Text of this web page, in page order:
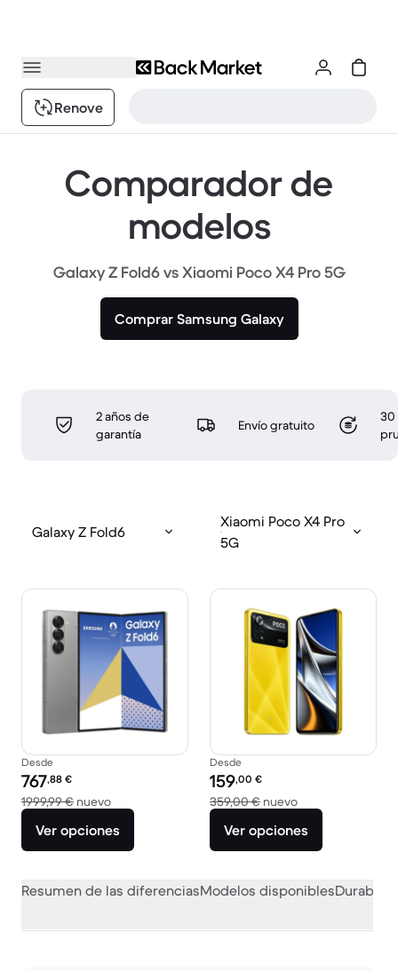
Renove
Comparador de
modelos
Galaxy Z Fold6 vs Xiaomi Poco X4 Pro 5G
Comprar Samsung Galaxy
2 años de
garantía
Envío gratuito
30
Galaxy Z Fold6
Xiaomi Poco X4 Pro
5G
Desde
Precio reacondicionado:
767,88 €
1999,99 € nuevoEl dispositivo nuevo vale 1999,99 €
Ver opciones
Desde
Precio reacondicionado:
159,00 €
359,00 € nuevoEl dispositivo
Ver opciones
Resumen de las diferenciasModelos disponibles